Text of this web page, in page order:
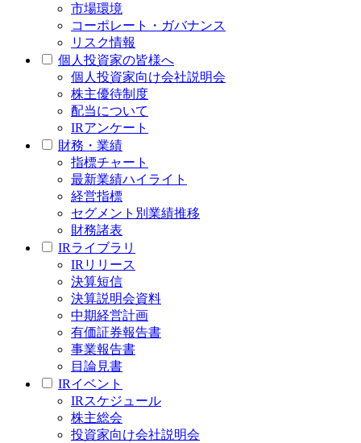
市場環境
コーポレート・ガバナンス
リスク情報
個人投資家の皆様へ
個人投資家向け会社説明会
株主優待制度
配当について
IRアンケート
財務・業績
指標チャート
最新業績ハイライト
経営指標
セグメント別業績推移
財務諸表
IRライブラリ
IRリリース
決算短信
決算説明会資料
中期経営計画
有価証券報告書
事業報告書
目論見書
IRイベント
IRスケジュール
株主総会
投資家向け会社説明会